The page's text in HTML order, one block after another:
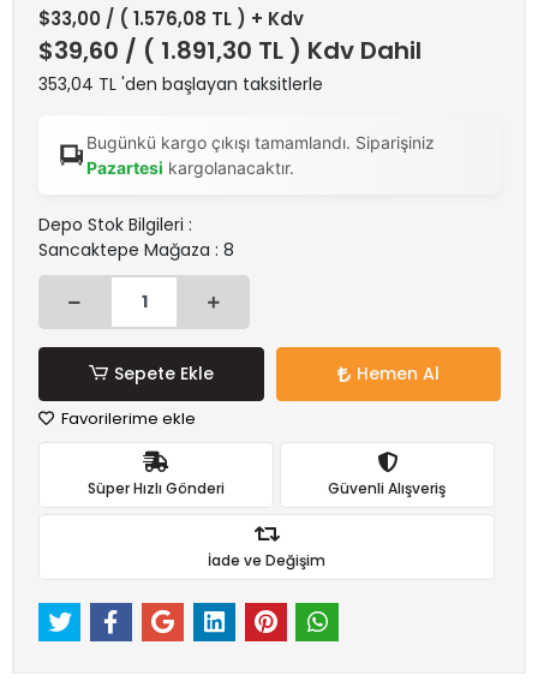
$33,00 / ( 1.576,08 TL ) + Kdv
$39,60 / ( 1.891,30 TL ) Kdv Dahil
353,04 TL 'den başlayan taksitlerle
Bugünkü kargo çıkışı tamamlandı. Siparişiniz
Pazartesi kargolanacaktır.
Depo Stok Bilgileri :
Sancaktepe Mağaza : 8
Sepete Ekle Hemen Al
Favorilerime ekle
Süper Hızlı Gönderi Güvenli Alışveriş
İade ve Değişim